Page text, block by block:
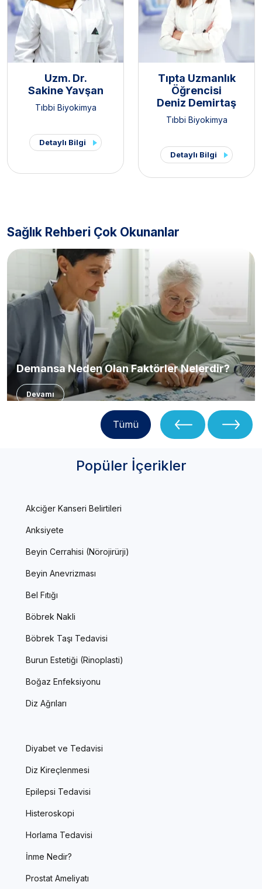
Uzm. Dr.
Sakine Yavşan
Tıbbi Biyokimya
Detaylı Bilgi
Tıpta Uzmanlık
Öğrencisi
Deniz Demirtaş
Tıbbi Biyokimya
Detaylı Bilgi
Sağlık Rehberi Çok Okunanlar
Demansa Neden Olan Faktörler Nelerdir?
Devamı
Tümü
Popüler İçerikler
Akciğer Kanseri Belirtileri
Anksiyete
Beyin Cerrahisi (Nörojirürji)
Beyin Anevrizması
Bel Fıtığı
Böbrek Nakli
Böbrek Taşı Tedavisi
Burun Estetiği (Rinoplasti)
Boğaz Enfeksiyonu
Diz Ağrıları
Diyabet ve Tedavisi
Diz Kireçlenmesi
Epilepsi Tedavisi
Histeroskopi
Horlama Tedavisi
İnme Nedir?
Prostat Ameliyatı